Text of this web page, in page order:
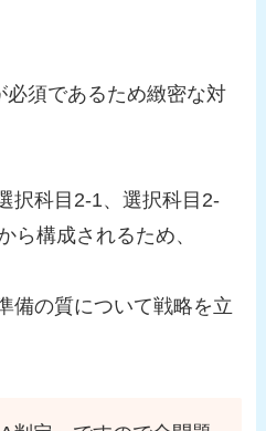
須であるため緻密な対
択科目2-1、選択科目2-
ら構成されるため、
備の質について戦略を立